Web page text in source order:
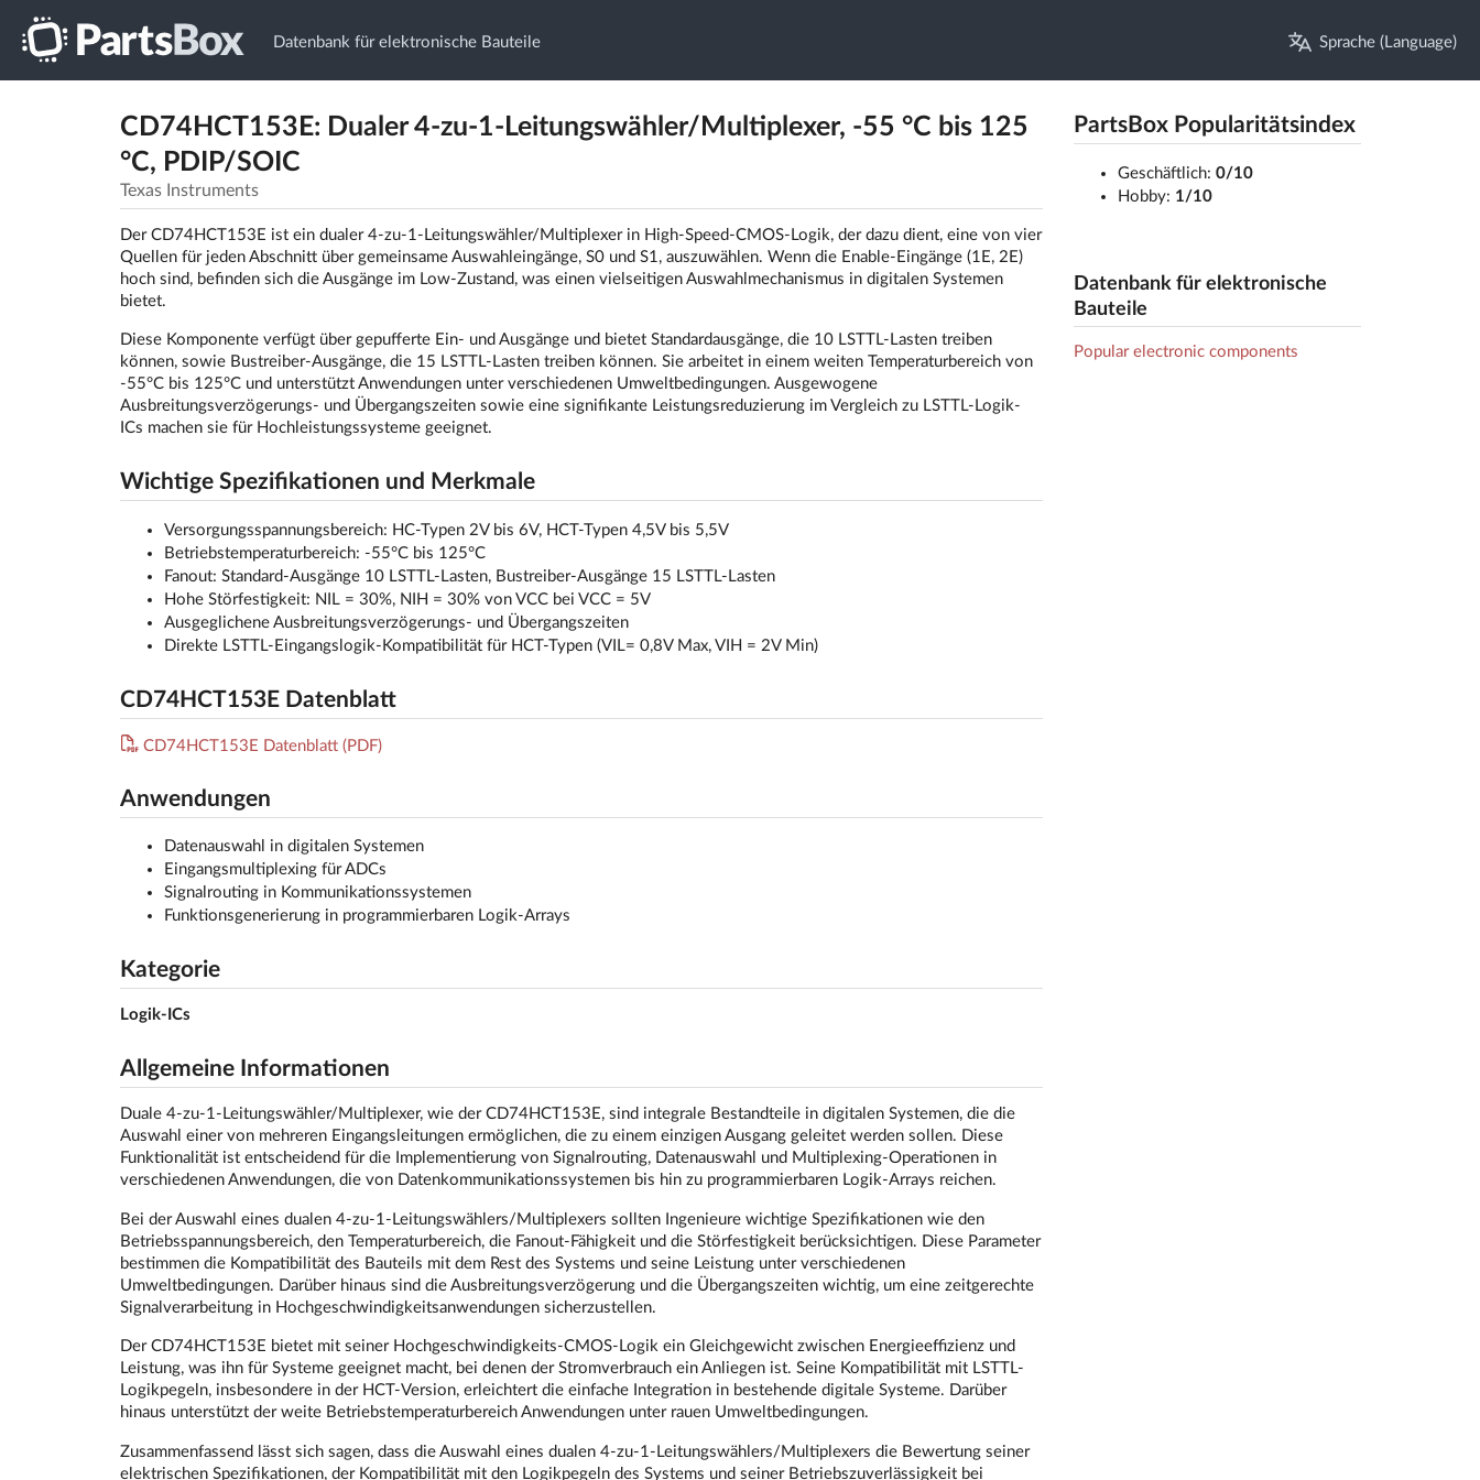
Datenbank für elektronische Bauteile Sprache (Language)
CD74HCT153E: Dualer 4-zu-1-Leitungswähler/Multiplexer, -55 °C bis 125
°C, PDIP/SOIC
Texas Instruments
Der CD74HCT153E ist ein dualer 4-zu-1-Leitungswähler/Multiplexer in High-Speed-CMOS-Logik, der dazu dient, eine von vier
Quellen für jeden Abschnitt über gemeinsame Auswahleingänge, S0 und S1, auszuwählen. Wenn die Enable-Eingänge (1E, 2E)
hoch sind, befinden sich die Ausgänge im Low-Zustand, was einen vielseitigen Auswahlmechanismus in digitalen Systemen
bietet.
Diese Komponente verfügt über gepufferte Ein- und Ausgänge und bietet Standardausgänge, die 10 LSTTL-Lasten treiben
können, sowie Bustreiber-Ausgänge, die 15 LSTTL-Lasten treiben können. Sie arbeitet in einem weiten Temperaturbereich von
-55°C bis 125°C und unterstützt Anwendungen unter verschiedenen Umweltbedingungen. Ausgewogene
Ausbreitungsverzögerungs- und Übergangszeiten sowie eine signifikante Leistungsreduzierung im Vergleich zu LSTTL-Logik-
ICs machen sie für Hochleistungssysteme geeignet.
Wichtige Spezifikationen und Merkmale
Versorgungsspannungsbereich: HC-Typen 2V bis 6V, HCT-Typen 4,5V bis 5,5V
Betriebstemperaturbereich: -55°C bis 125°C
Fanout: Standard-Ausgänge 10 LSTTL-Lasten, Bustreiber-Ausgänge 15 LSTTL-Lasten
Hohe Störfestigkeit: NIL = 30%, NIH = 30% von VCC bei VCC = 5V
Ausgeglichene Ausbreitungsverzögerungs- und Übergangszeiten
Direkte LSTTL-Eingangslogik-Kompatibilität für HCT-Typen (VIL= 0,8V Max, VIH = 2V Min)
CD74HCT153E Datenblatt
CD74HCT153E Datenblatt (PDF)
Anwendungen
Datenauswahl in digitalen Systemen
Eingangsmultiplexing für ADCs
Signalrouting in Kommunikationssystemen
Funktionsgenerierung in programmierbaren Logik-Arrays
Kategorie
Logik-ICs
Allgemeine Informationen
Duale 4-zu-1-Leitungswähler/Multiplexer, wie der CD74HCT153E, sind integrale Bestandteile in digitalen Systemen, die die
Auswahl einer von mehreren Eingangsleitungen ermöglichen, die zu einem einzigen Ausgang geleitet werden sollen. Diese
Funktionalität ist entscheidend für die Implementierung von Signalrouting, Datenauswahl und Multiplexing-Operationen in
verschiedenen Anwendungen, die von Datenkommunikationssystemen bis hin zu programmierbaren Logik-Arrays reichen.
Bei der Auswahl eines dualen 4-zu-1-Leitungswählers/Multiplexers sollten Ingenieure wichtige Spezifikationen wie den
Betriebsspannungsbereich, den Temperaturbereich, die Fanout-Fähigkeit und die Störfestigkeit berücksichtigen. Diese Parameter
bestimmen die Kompatibilität des Bauteils mit dem Rest des Systems und seine Leistung unter verschiedenen
Umweltbedingungen. Darüber hinaus sind die Ausbreitungsverzögerung und die Übergangszeiten wichtig, um eine zeitgerechte
Signalverarbeitung in Hochgeschwindigkeitsanwendungen sicherzustellen.
Der CD74HCT153E bietet mit seiner Hochgeschwindigkeits-CMOS-Logik ein Gleichgewicht zwischen Energieeffizienz und
Leistung, was ihn für Systeme geeignet macht, bei denen der Stromverbrauch ein Anliegen ist. Seine Kompatibilität mit LSTTL-
Logikpegeln, insbesondere in der HCT-Version, erleichtert die einfache Integration in bestehende digitale Systeme. Darüber
hinaus unterstützt der weite Betriebstemperaturbereich Anwendungen unter rauen Umweltbedingungen.
Zusammenfassend lässt sich sagen, dass die Auswahl eines dualen 4-zu-1-Leitungswählers/Multiplexers die Bewertung seiner
elektrischen Spezifikationen, der Kompatibilität mit den Logikpegeln des Systems und seiner Betriebszuverlässigkeit bei
PartsBox Popularitätsindex
Geschäftlich: 0/10
Hobby: 1/10
Datenbank für elektronische
Bauteile
Popular electronic components